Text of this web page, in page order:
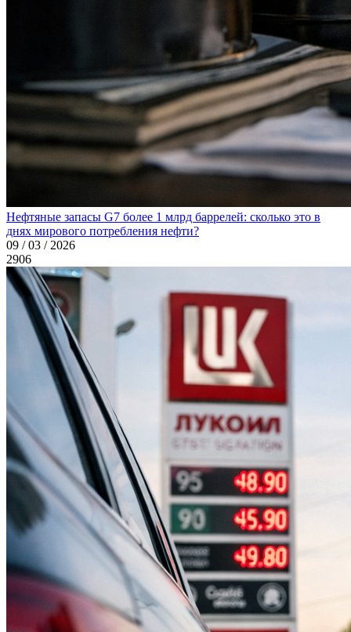
Нефтяные запасы G7 более 1 млрд баррелей: сколько это в
днях мирового потребления нефти?
09 / 03 / 2026
2906